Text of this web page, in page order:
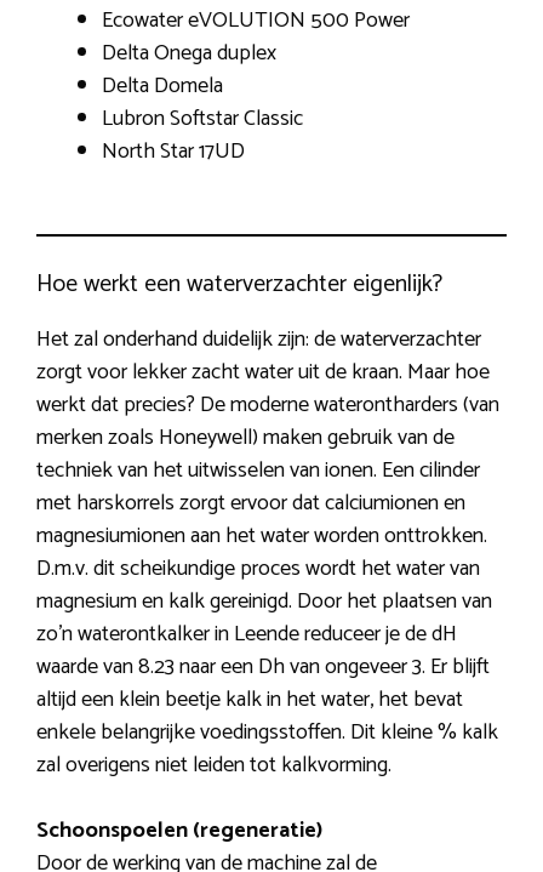
Ecowater eVOLUTION 500 Power
Delta Onega duplex
Delta Domela
Lubron Softstar Classic
North Star 17UD
Hoe werkt een waterverzachter eigenlijk?
Het zal onderhand duidelijk zijn: de waterverzachter
zorgt voor lekker zacht water uit de kraan. Maar hoe
werkt dat precies? De moderne waterontharders (van
merken zoals Honeywell) maken gebruik van de
techniek van het uitwisselen van ionen. Een cilinder
met harskorrels zorgt ervoor dat calciumionen en
magnesiumionen aan het water worden onttrokken.
D.m.v. dit scheikundige proces wordt het water van
magnesium en kalk gereinigd. Door het plaatsen van
zo’n waterontkalker in Leende reduceer je de dH
waarde van 8.23 naar een Dh van ongeveer 3. Er blijft
altijd een klein beetje kalk in het water, het bevat
enkele belangrijke voedingsstoffen. Dit kleine % kalk
zal overigens niet leiden tot kalkvorming.
Schoonspoelen (regeneratie)
Door de werking van de machine zal de